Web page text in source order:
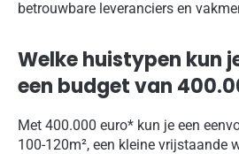
betrouwbare leveranciers en
Welke huistypen kun
een budget van
Met 400.000 euro* kun je een
100-120m², een kleine vrijstaande